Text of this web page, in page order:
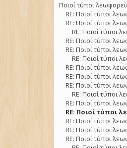
Ποιοί τύποι
RE: Ποιοί τύποι
RE: Ποιοί τύποι
RE: Ποιοί τύποι
RE: Ποιοί τύποι
RE: Ποιοί τύποι
RE: Ποιοί τύποι
RE: Ποιοί τύποι
RE: Ποιοί τύποι
RE: Ποιοί τύποι
RE: Ποιοί τύποι
RE: Ποιοί τύποι
RE: Ποιοί τύποι
RE: Ποιοί τύποι
RE: Ποιοί τύποι
RE: Ποιοί τύποι